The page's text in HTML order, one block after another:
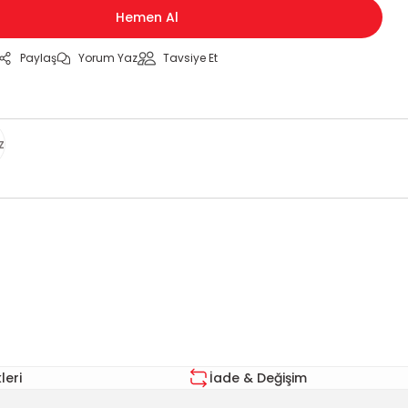
Hemen Al
Paylaş Yorum Yaz Tavsiye Et
İade & Değişim